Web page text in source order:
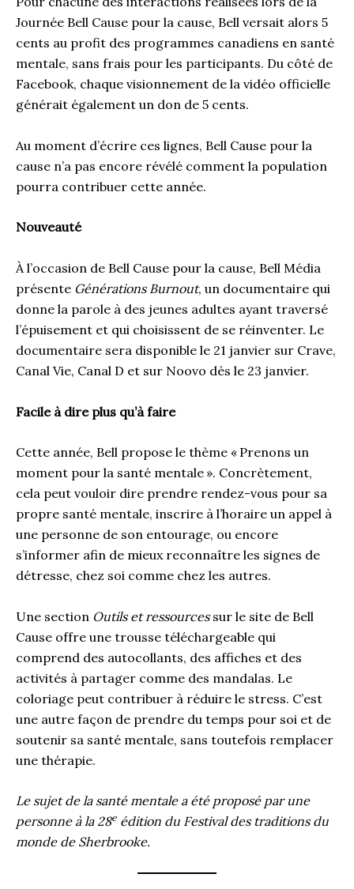
Journée Bell Cause pour la cause, Bell versait alors 5
cents au profit des programmes canadiens en santé
mentale, sans frais pour les participants. Du côté de
Facebook, chaque visionnement de la vidéo officielle
générait également un don de 5 cents.
Au moment d’écrire ces lignes, Bell Cause pour la
cause n’a pas encore révélé comment la population
pourra contribuer cette année.
Nouveauté
À l’occasion de Bell Cause pour la cause, Bell Média
présente Générations Burnout, un documentaire qui
donne la parole à des jeunes adultes ayant traversé
l’épuisement et qui choisissent de se réinventer. Le
documentaire sera disponible le 21 janvier sur Crave,
Canal Vie, Canal D et sur Noovo dès le 23 janvier.
Facile à dire plus qu’à faire
Cette année, Bell propose le thème « Prenons un
moment pour la santé mentale ». Concrètement,
cela peut vouloir dire prendre rendez-vous pour sa
propre santé mentale, inscrire à l’horaire un appel à
une personne de son entourage, ou encore
s’informer afin de mieux reconnaître les signes de
détresse, chez soi comme chez les autres.
Une section Outils et ressourcessur le site de Bell
Cause offre une trousse téléchargeable qui
comprend des autocollants, des affiches et des
activités à partager comme des mandalas. Le
coloriage peut contribuer à réduire le stress. C’est
une autre façon de prendre du temps pour soi et de
soutenir sa santé mentale, sans toutefois remplacer
une thérapie.
Le sujet de la santé mentale a été proposé par une
personne à la 28e édition du Festival des traditions du
monde de Sherbrooke.